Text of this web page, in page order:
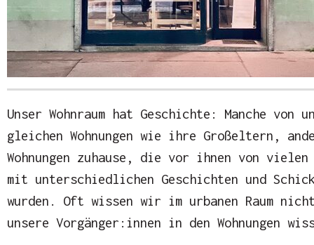
Unser Wohnraum hat Geschichte: Manche von
gleichen Wohnungen wie ihre Großeltern,
Wohnungen zuhause, die vor ihnen von vielen
mit unterschiedlichen Geschichten und
wurden. Oft wissen wir im urbanen Raum
unsere Vorgänger:innen in den Wohnungen